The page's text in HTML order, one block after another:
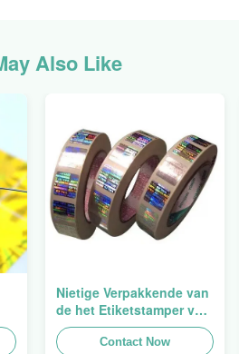
Also Like
Nietige Verpakkende van
de het Etiketstamper van
de Hologramveiligheid
Duidelijke het
Contact Now